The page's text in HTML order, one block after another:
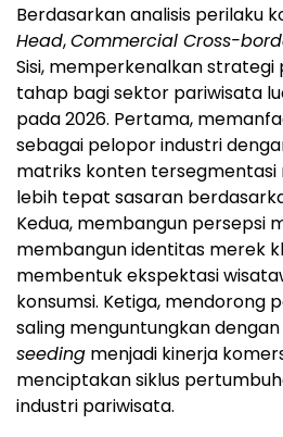
Berdasarkan analisis perilaku
Head,Commercial Cross-
Sisi, memperkenalkan
tahap bagi sektor pariwisata
pada 2026. Pertama,
sebagai pelopor industri
matriks konten tersegmentasi
lebih tepat sasaran
Kedua, membangun persepsi
membangun identitas merek
membentuk ekspektasi
konsumsi. Ketiga, mendorong
saling menguntungkan
seeding menjadi kinerja
menciptakan siklus
industri pariwisata.